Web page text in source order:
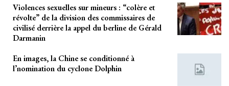
Violences sexuelles sur mineurs : “colère et
révolte” de la division des commissaires de
civilisé derrière la appel du berline de Gérald
Darmanin
En images, la Chine se conditionné à
l’nomination du cyclone Dolphin